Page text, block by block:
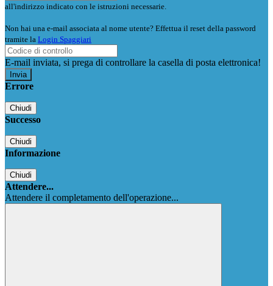
all'indirizzo indicato con le istruzioni necessarie.
Non hai una e-mail associata al nome utente? Effettua il reset della password
tramite la Login Spaggiari
E-mail inviata, si prega di controllare la casella di posta elettronica!
Errore
Chiudi
Successo
Chiudi
Informazione
Chiudi
Attendere...
Attendere il completamento dell'operazione...